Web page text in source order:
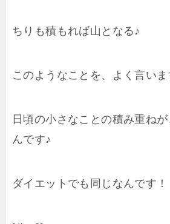
ちりも積もれば山となる♪
このようなことを、よく言いま
日頃の小さなことの積み重ね
んです♪
ダイエットでも同じなんです！